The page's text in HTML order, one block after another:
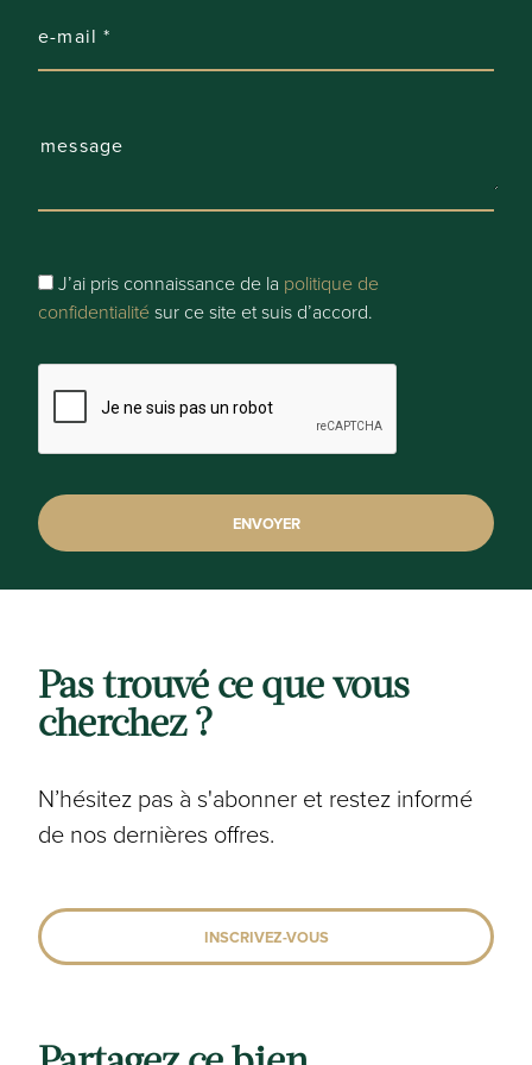
oui
Droit de préemption:
Registre des mesures:
Désicion judiciaire:
Aucune mesure judiciaire de récupération ou mesure
administrative imposée
Sensible aux inondations:
Aucun
Patrimoine protégé:
Site non-protégé
No certificat PEB:
20240909-0003361776-KNR-2
A
J’ai pris connaissance de la politique de
confidentialitésur ce site et suis d’accord.
Pas trouvé ce que vous
cherchez ?
N’hésitez pas à s'abonner et restez informé
de nos dernières offres.
INSCRIVEZ-VOUS